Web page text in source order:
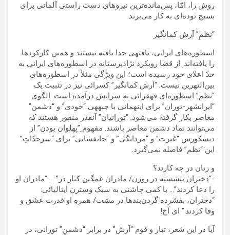
روش را، امّا، پس‌مانده‌ترین نیروهای دست راستی آلمانی برای
بسیج توده‌ای به کار می‌برند.
“نظمِ” آرش کمانگیر
اسطوره‌های ایرانی، تافته‍ی جدا بافته نیستند و همین کارکردها
را یافته‌اند. از قضا رویکرد نژادپرستانه در اسطوره‌های ایرانی به
حدّ اعلای خود رسیده است؛ این ویژگی مثلاً در اسطوره‌های
بین‌النهرین نیست. “آرش کمانگیر” کسرائی نیز در تثبیت یک
“نظم” اسطوره‌ای قهقرائی به سرایش درآمده است. الگوی
“ایرانشهر-توران” برای اینهمانی با جبهه‍ی “خودی” و “دشمن”
معاصر بکار گرفته می‌شود. “تورانیان” آنقدر منفور هستند که
می‌توانند نماد دشمن معاصر باشند. مفهوم ِ”پهلوان بودن” از
دیسکورس “غیرت” و “مردانگی” و “جانفشانی” برای “سرحدّاتِ”
این “نظم” فاصله نمی‌گیرد.
و زنان در چه کارند؟
-“دختران بنشسته در روزن/ مادران غمگین کنارِ در” … “مادران او
را دعا کردند”… با کمی چاشنی به سبک وسترن ایتالیائی:
“دختران، بفشرده گردن‌بندها در مشت/ همرهِ او قدرت عشق و
وفا کردند.” ای آخ!
آیا در این شعر، تبار و قوم “آرش” در برابر “دشمنِ” تورانی، در